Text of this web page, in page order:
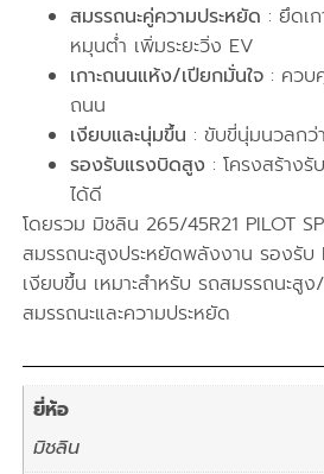
สมรรถนะคู่ความประหยัด : ยึดเ
หมุนต่ำ เพิ่มระยะวิ่ง EV
เกาะถนนแห้ง/เปียกมั่นใจ : ควบ
ถนน
เงียบและนุ่มขึ้น : ขับขี่นุ่มนวลกว่
รองรับแรงบิดสูง : โครงสร้าง
ได้ดี
โดยรวม มิชลิน 265/45R21 PILOT
สมรรถนะสูงประหยัดพลังงาน รองรับ
เงียบขึ้น เหมาะสำหรับ รถสมรรถนะสู
สมรรถนะและความประหยัด
ยี่ห้อ
มิชลิน